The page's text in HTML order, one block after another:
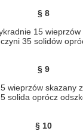
§ 8
15
35 solidów
§ 9
wieprzów skazany
solida oprócz
§ 10